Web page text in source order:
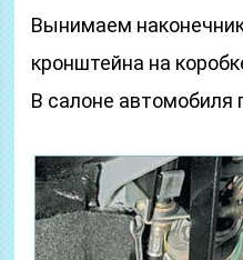
Вынимаем
кронштейна на
В салоне автомобиля